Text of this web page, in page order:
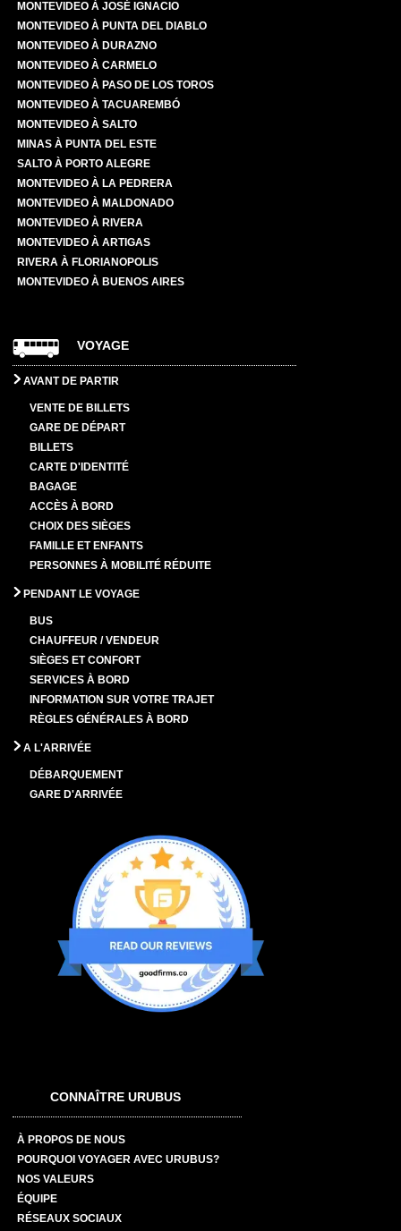
MONTEVIDEO À JOSÉ IGNACIO
MONTEVIDEO À PUNTA DEL DIABLO
MONTEVIDEO À DURAZNO
MONTEVIDEO À CARMELO
MONTEVIDEO À PASO DE LOS TOROS
MONTEVIDEO À TACUAREMBÓ
MONTEVIDEO À SALTO
MINAS À PUNTA DEL ESTE
SALTO À PORTO ALEGRE
MONTEVIDEO À LA PEDRERA
MONTEVIDEO À MALDONADO
MONTEVIDEO À RIVERA
MONTEVIDEO À ARTIGAS
RIVERA À FLORIANOPOLIS
MONTEVIDEO À BUENOS AIRES
VOYAGE
AVANT DE PARTIR
VENTE DE BILLETS
GARE DE DÉPART
BILLETS
CARTE D'IDENTITÉ
BAGAGE
ACCÈS À BORD
CHOIX DES SIÈGES
FAMILLE ET ENFANTS
PERSONNES À MOBILITÉ RÉDUITE
PENDANT LE VOYAGE
BUS
CHAUFFEUR / VENDEUR
SIÈGES ET CONFORT
SERVICES À BORD
INFORMATION SUR VOTRE TRAJET
RÈGLES GÉNÉRALES À BORD
A L'ARRIVÉE
DÉBARQUEMENT
GARE D'ARRIVÉE
CONNAÎTRE URUBUS
À PROPOS DE NOUS
POURQUOI VOYAGER AVEC URUBUS?
NOS VALEURS
ÉQUIPE
RÉSEAUX SOCIAUX